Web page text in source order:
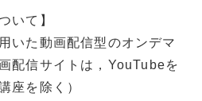
いて】
いた動画配信型のオンデマ
配信サイトは，YouTubeを
座を除く）